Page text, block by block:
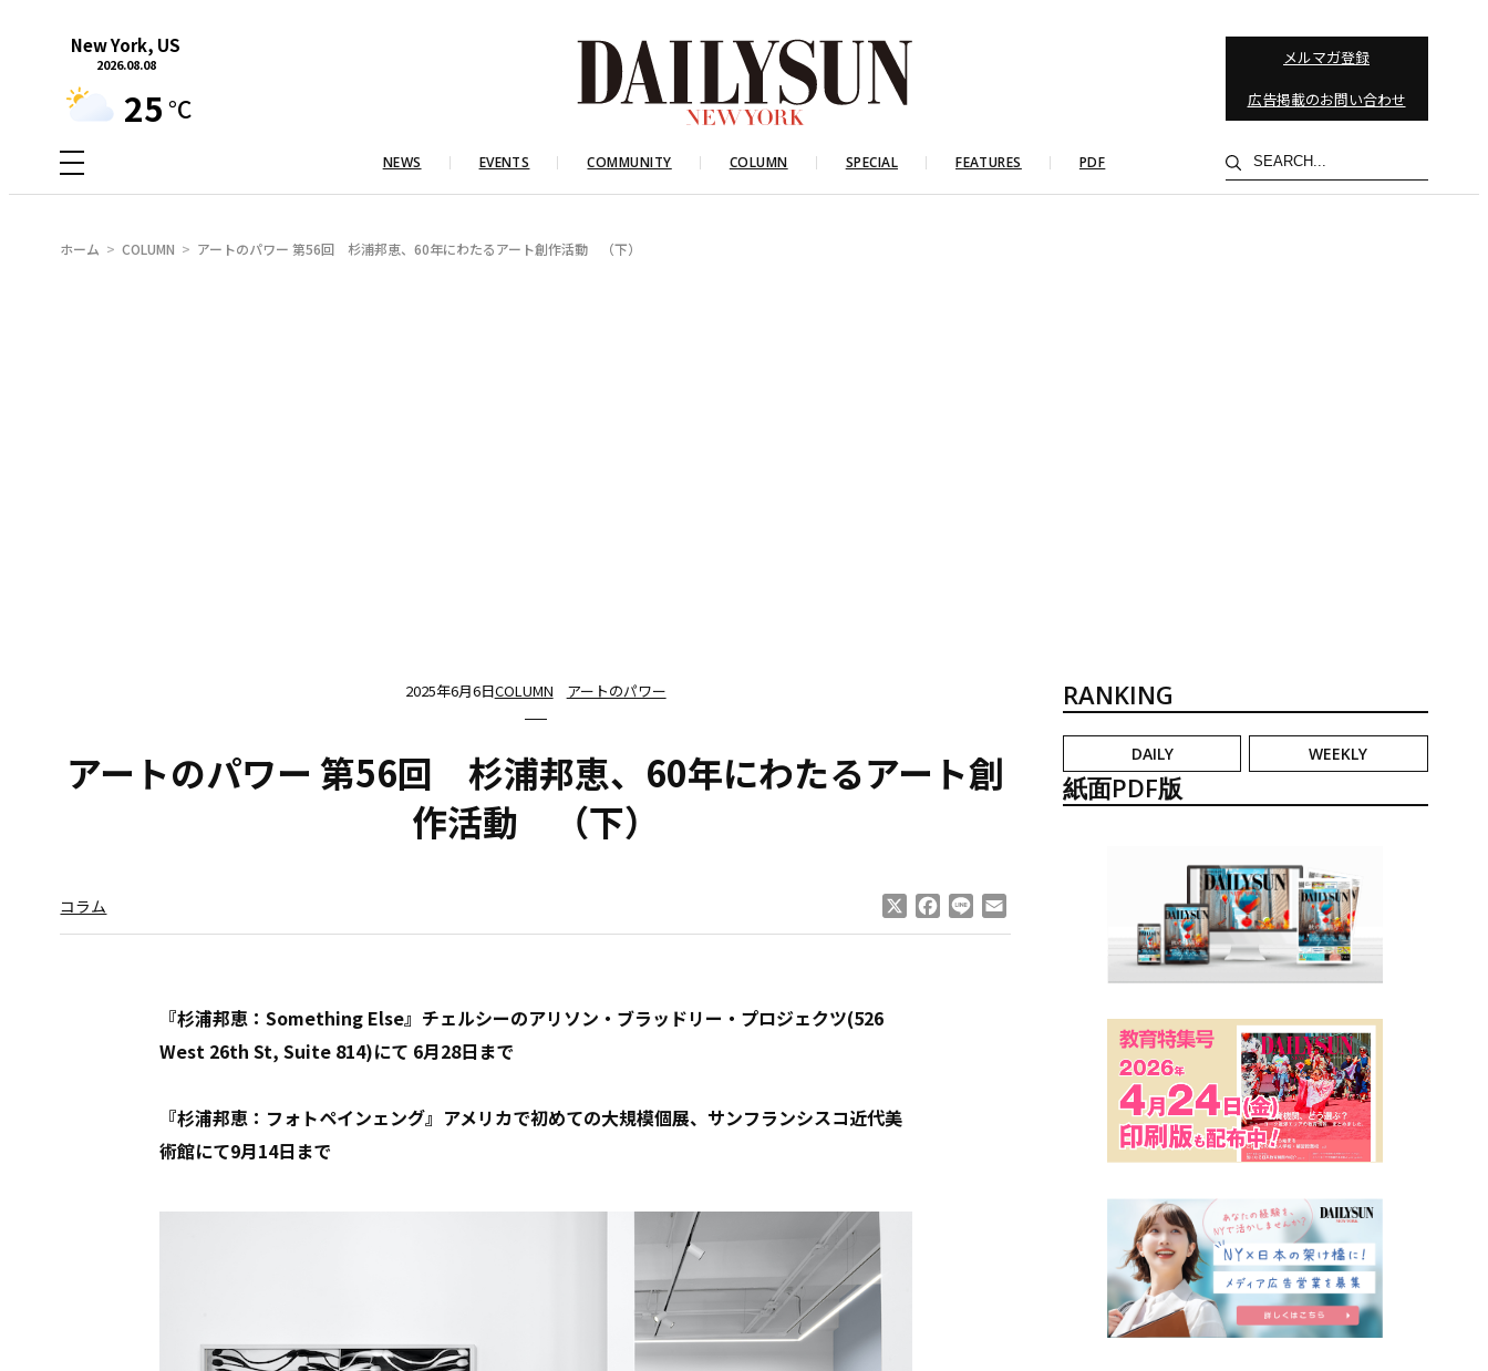
New York, US
2026.08.08
25 °C
メルマガ登録
広告掲載のお問い合わせ
NEWS EVENTS COMMUNITY COLUMN SPECIAL FEATURES PDF
検
索
ホーム COLUMN アートのパワー 第56回 杉浦邦恵、60年にわたるアート創作活動 （下）
2025年6月6日COLUMN アートのパワー
アートのパワー 第56回 杉浦邦恵、60年にわたるアート創
作活動 （下）
コラム Facebook
Line
『杉浦邦恵：Something Else』チェルシーのアリソン・ブラッドリー・プロジェクツ(526
West 26th St, Suite 814)にて 6月28日まで
『杉浦邦恵：フォトペインェング』アメリカで初めての大規模個展、サンフランシスコ近代美
術館にて9月14日まで
RANKING
DAILY WEEKLY
紙面PDF版